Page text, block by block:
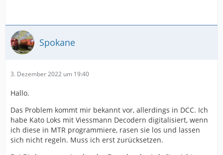
Spokane
3. Dezember 2022 um 19:40
Hallo.
Das Problem kommt mir bekannt vor, allerdings in DCC. Ich
habe Kato Loks mit Viessmann Decodern digitalisiert, wenn
ich diese in MTR programmiere, rasen sie los und lassen
sich nicht regeln. Muss ich erst zurücksetzen.